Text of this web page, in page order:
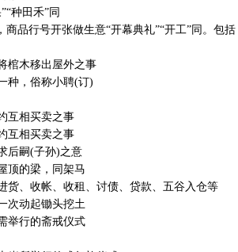
种田禾”同
商品行号开张做生意“开幕典礼”“开工”同。
棺木移出屋外之事
种，俗称小聘(订)
互相买卖之事
互相买卖之事
后嗣(子孙)之意
顶的梁，同架马
货、收帐、收租、讨债、贷款、五谷入仓等
次动起锄头挖土
举行的斋戒仪式